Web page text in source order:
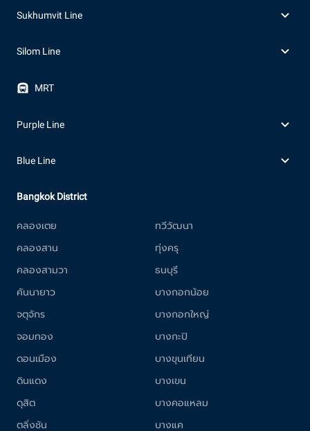
Sukhumvit Line
Silom Line
MRT
Purple Line
Blue Line
Bangkok District
คลองเตย
คลองสาน
คลองสามวา
คันนายาว
จตุจักร
จอมทอง
ดอนเมือง
ดินแดง
ดุสิต
ตลิ่งชัน
ทวีวัฒนา
ทุ่งครุ
ธนบุรี
บางกอกน้อย
บางกอกใหญ่
บางกะปิ
บางขุนเทียน
บางเขน
บางคอแหลม
บางแค